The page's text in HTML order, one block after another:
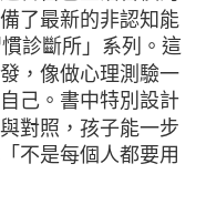
了最新的非認知能
診斷所」系列。這
，像做心理測驗一
己。書中特別設計
對照，孩子能一步
不是每個人都要用